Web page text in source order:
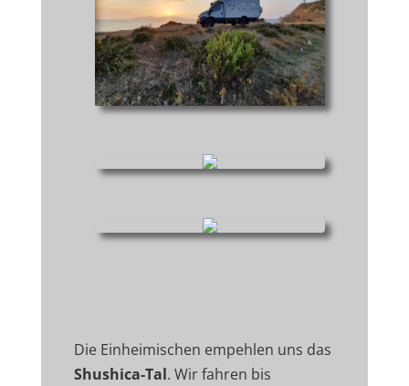
Die Einheimischen empehlen uns das
Shushica-Tal. Wir fahren bis